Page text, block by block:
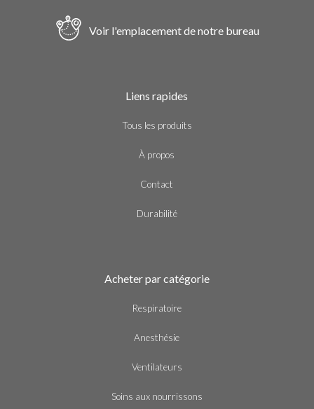
Voir l'emplacement de notre bureau
Liens rapides
Tous les produits
À propos
Contact
Durabilité
Acheter par catégorie
Respiratoire
Anesthésie
Ventilateurs
Soins aux nourrissons